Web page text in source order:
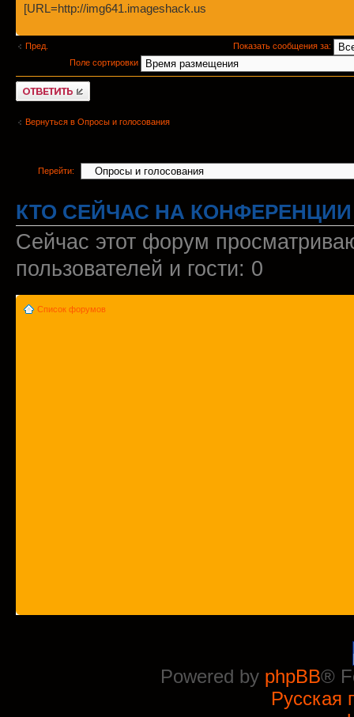
[URL=http://img641.imageshack.us
Пред.
Показать сообщения за:
Поле сортировки
Ответить
Вернуться в Опросы и голосования
Перейти:
КТО СЕЙЧАС НА КОНФЕРЕНЦИИ
Сейчас этот форум
пользователей и гости: 0
Список форумов
Powered by phpBB®
Русская